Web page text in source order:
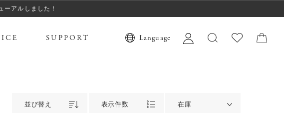
ーアルしました！
SUPPORT Language
並び替え 表示件数 在庫